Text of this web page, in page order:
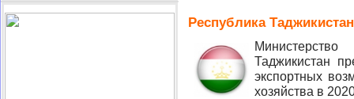
Республика
Таджикистан
экспортных
хозяйства в